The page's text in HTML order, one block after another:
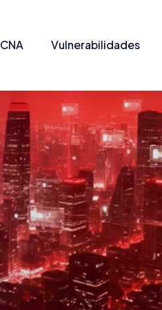
CNA Vulnerabilidades